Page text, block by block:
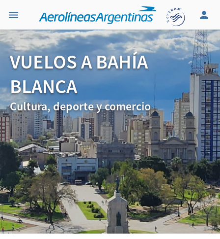
VUELOS A BAHÍA
BLANCA
Cultura, deporte y comercio